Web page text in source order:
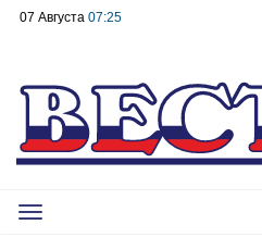
07 Августа 07:25
Toggle